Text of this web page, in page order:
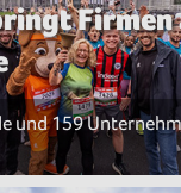
Firmen
und 159